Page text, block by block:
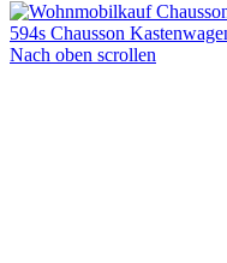
594s Chausson
Nach oben scrollen